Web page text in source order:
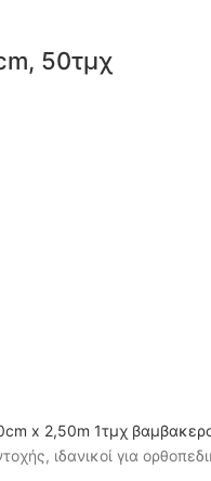
50τμχ